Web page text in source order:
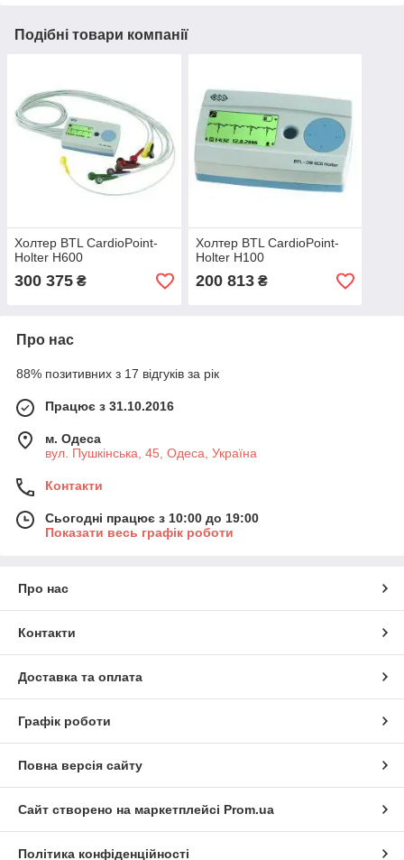
Подібні товари компанії
Холтер BTL CardioPoint-
Holter H600
300 375 ₴
Холтер BTL CardioPoint-
Holter H100
200 813₴
Про нас
88% позитивних з 17 відгуків за рік
Працює з 31.10.2016
м. Одеса
вул. Пушкінська, 45, Одеса, Україна
Контакти
Сьогодні працює з 10:00 до 19:00
Показати весь графік роботи
Про нас
Контакти
Доставка та оплата
Графік роботи
Повна версія сайту
Сайт створено на маркетплейсі Prom.ua
Політика конфіденційності